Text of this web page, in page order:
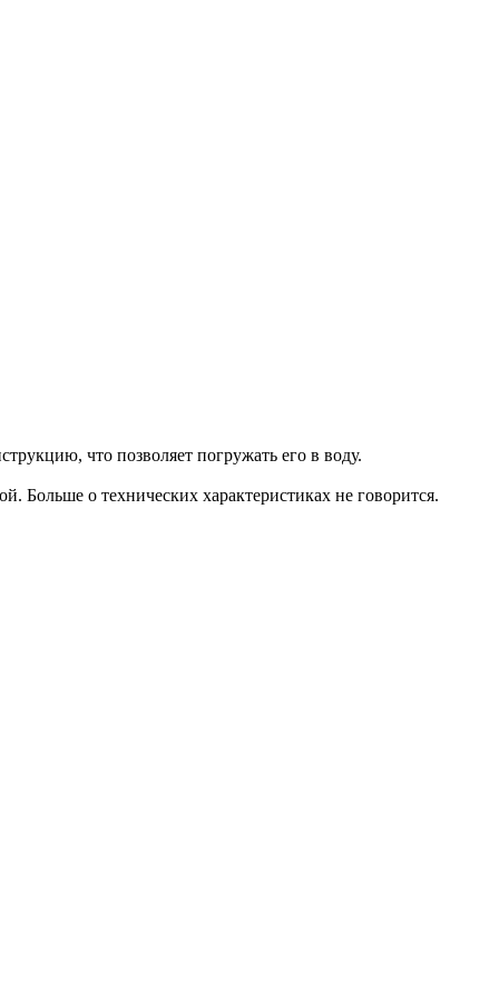
что позволяет погружать его в воду.
о технических характеристиках не говорится.